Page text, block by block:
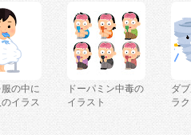
の中に
イラス
ドーパミン中毒の
イラスト
ダ
ラ